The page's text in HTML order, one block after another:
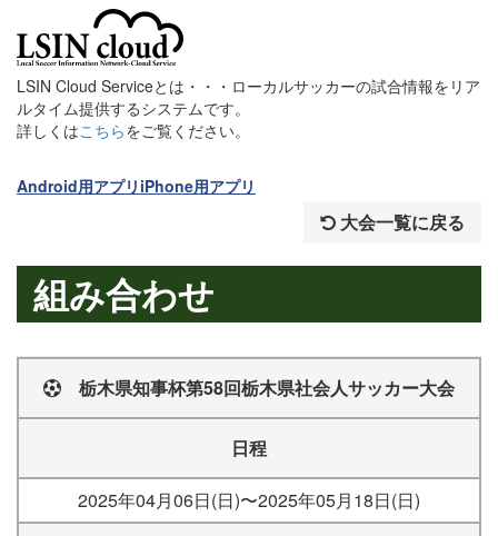
LSIN Cloud Serviceとは・・・ローカルサッカーの試合情報をリア
ルタイム提供するシステムです。
詳しくはこちらをご覧ください。
Android用アプリ iPhone用アプリ
大会一覧に戻る
組み合わせ
栃木県知事杯第58回栃木県社会人サッカー大会
日程
2025年04月06日(日)〜2025年05月18日(日)